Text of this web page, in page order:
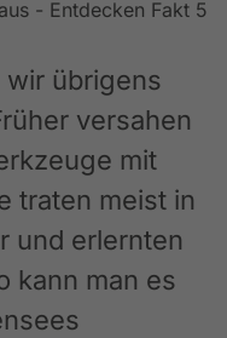
übrigens
versahen
mit
traten meist in
und erlernten
kann man es